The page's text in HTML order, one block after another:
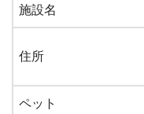
施設名
住所
ペット